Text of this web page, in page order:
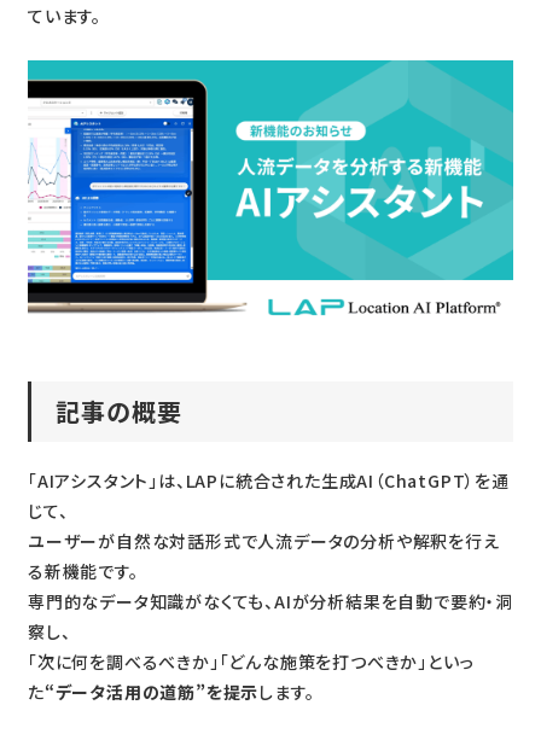
ています。
記事の概要
「AIアシスタント」は、LAPに統合された生成AI（ChatGPT）を通
じて、
ユーザーが自然な対話形式で人流データの分析や解釈を行え
る新機能です。
専門的なデータ知識がなくても、AIが分析結果を自動で要約・洞
察し、
「次に何を調べるべきか」「どんな施策を打つべきか」といっ
た“データ活用の道筋”を提示します。